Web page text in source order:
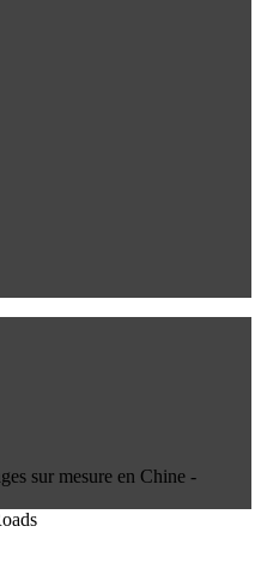
sur mesure en Chine -